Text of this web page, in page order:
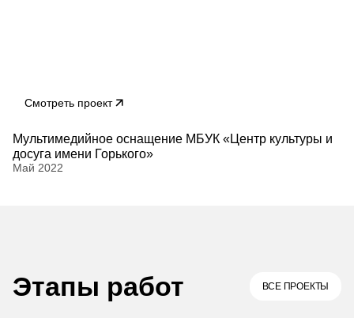
Смотреть проект
Мультимедийное оснащение МБУК «Центр культуры и
досуга имени Горького»
Май 2022
Этапы работ ВСЕ ПРОЕКТЫ